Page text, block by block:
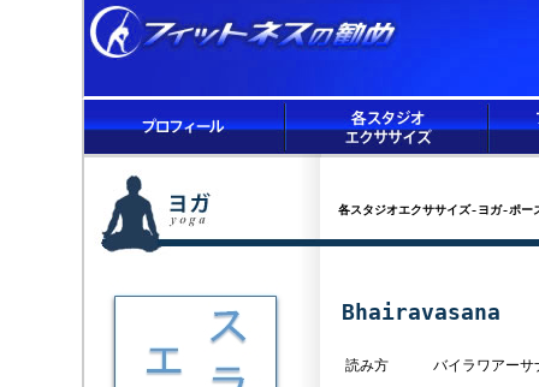
各スタジオエクササイズ-ヨガ-ポー
Bhairavasana
読み方
バイラワアーサ